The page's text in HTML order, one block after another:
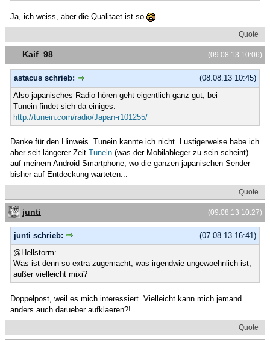
Ja, ich weiss, aber die Qualitaet ist so
Quote
(09.08.13 10:06)
Kaif_98
(08.08.13 10:45)
astacus schrieb:
Also japanisches Radio hören geht eigentlich ganz gut, bei
Tunein findet sich da einiges:
http://tunein.com/radio/Japan-r101255/
Danke für den Hinweis. Tunein kannte ich nicht. Lustigerweise habe ich
aber seit längerer Zeit Tuneln (was der Mobilableger zu sein scheint)
auf meinem Android-Smartphone, wo die ganzen japanischen Sender
bisher auf Entdeckung warteten...
Quote
(09.08.13 10:27)
junti
(07.08.13 16:41)
junti schrieb:
@Hellstorm:
Was ist denn so extra zugemacht, was irgendwie ungewoehnlich ist,
außer vielleicht mixi?
Doppelpost, weil es mich interessiert. Vielleicht kann mich jemand
anders auch darueber aufklaeren?!
Quote